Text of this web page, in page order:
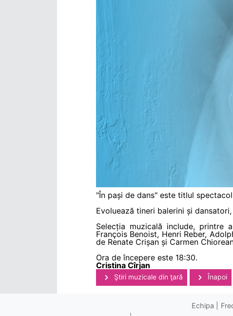
"În pași de dans" este titlul
Evoluează tineri balerini și
Selecția muzicală include, printre
Franҫois Benoist, Henri Reber,
de Renate Crișan și Carmen
Ora de începere este 18:30.
Cristina Cîrjan
Ştiri muzicale din ţară Înapoi
Echipa